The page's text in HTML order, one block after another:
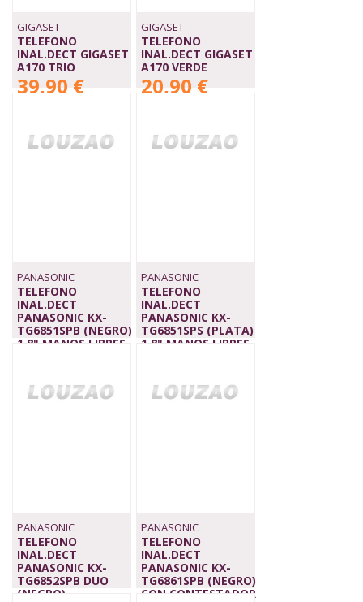
GIGASET
TELEFONO
INAL.DECT GIGASET
A170 TRIO
39,90 €
GIGASET
TELEFONO
INAL.DECT GIGASET
A170 VERDE
20,90 €
PANASONIC
TELEFONO
INAL.DECT
PANASONIC KX-
TG6851SPB (NEGRO)
1.8",MANOS LIBRES,
PANASONIC
TELEFONO
INAL.DECT
PANASONIC KX-
TG6851SPS (PLATA)
1.8",MANOS LIBRES,
PANASONIC
TELEFONO
INAL.DECT
PANASONIC KX-
TG6852SPB DUO
(NEGRO)
PANASONIC
TELEFONO
INAL.DECT
PANASONIC KX-
TG6861SPB (NEGRO)
CON CONTESTADOR